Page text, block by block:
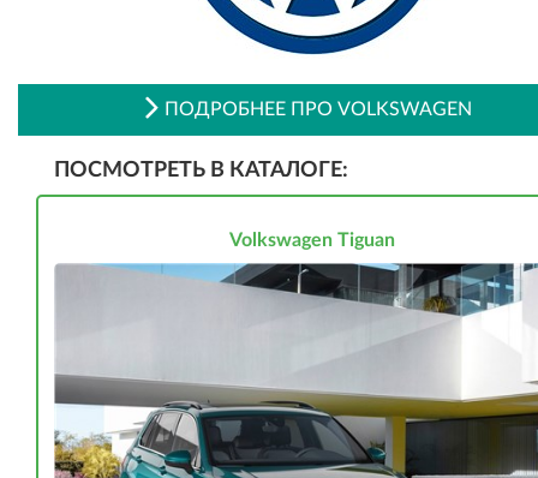
ПОДРОБНЕЕ ПРО VOLKSWAGEN
ПОСМОТРЕТЬ В КАТАЛОГЕ:
Volkswagen Tiguan